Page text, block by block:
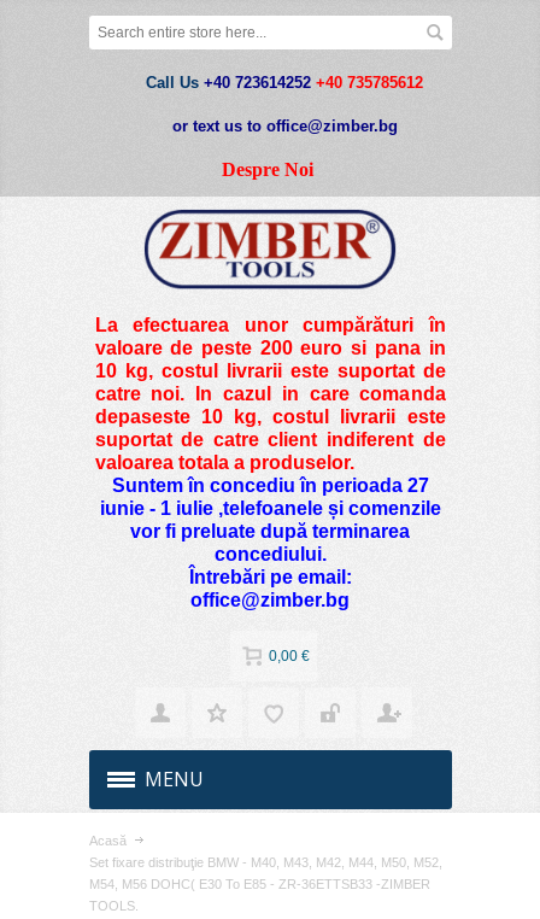
Call Us +40 723614252 +40 735785612
or text us to office@zimber.bg
Despre Noi
La efectuarea unor cumpărături în
valoare de peste200 euro si pana in
10 kg, costul livrarii este suportat de
catre noi. In cazul in care comanda
depaseste 10 kg, costul livrarii este
suportat de catre client indiferent de
valoarea totala a produselor.
Suntem în concediu în perioada 27
iunie - 1 iulie ,telefoanele și comenzile
vor fi preluate după terminarea
concediului.
Întrebări pe email:
office@zimber.bg
0,00 €
MENU
Acasă
Set fixare distribuţie BMW - M40, M43, M42, M44, M50, M52,
M54, M56 DOHC( E30 To E85 - ZR-36ETTSB33 -ZIMBER
TOOLS.